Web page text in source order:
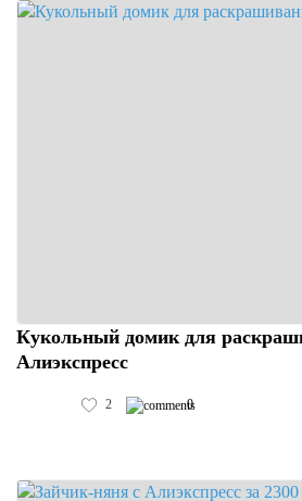
Кукольный домик для
Алиэкспресс
2 0